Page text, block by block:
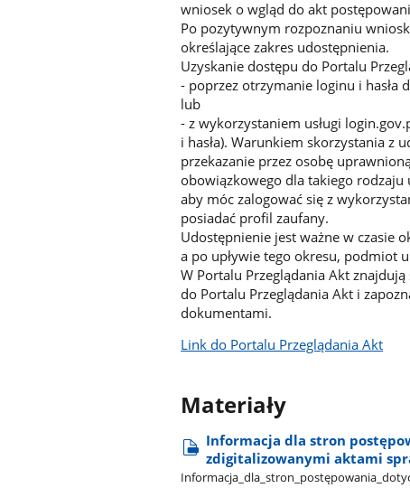
wniosek o wgląd do akt
Po pozytywnym rozpoznaniu
określające zakres udostępnienia.
Uzyskanie dostępu do Portalu
- poprzez otrzymanie loginu i hasła
lub
- z wykorzystaniem usługi
i hasła). Warunkiem skorzystania z
przekazanie przez osobę
obowiązkowego dla takiego rodzaju
aby móc zalogować się z
posiadać profil zaufany.
Udostępnienie jest ważne w czasie
a po upływie tego okresu, podmiot
W Portalu Przeglądania Akt
do Portalu Przeglądania Akt i
dokumentami.
Link do Portalu Przeglądania Akt
Materiały
Informacja dla stron
zdigitalizowanymi aktami